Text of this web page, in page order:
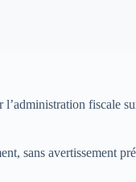
fiscale
sans avertissement